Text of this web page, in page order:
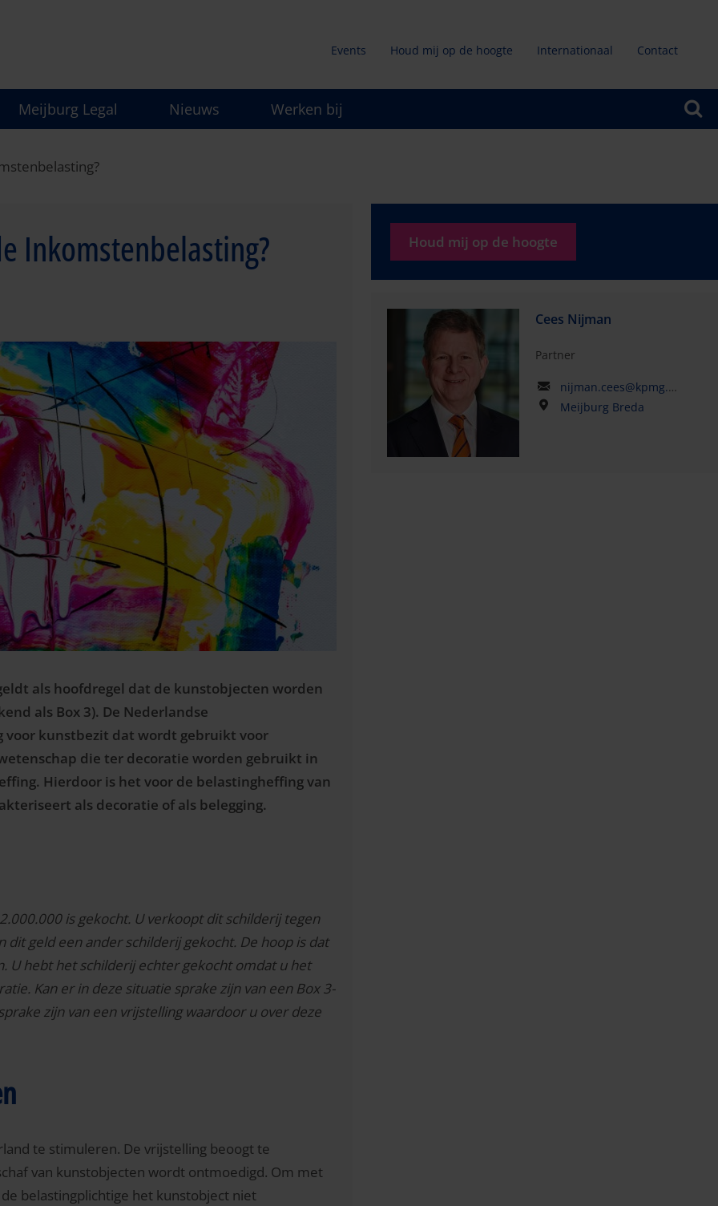
Secundair
menu
Events Houd mij op de hoogte Internationaal Contact
Meijburg Legal Nieuws Werken bij
Inkomstenbelasting?
als hoofdregel dat de kunstobjecten worden
als Box 3). De Nederlandse
kunstbezit dat wordt gebruikt voor
die ter decoratie worden gebruikt in
Hierdoor is het voor de belastingheffing van
als decoratie of als belegging.
is gekocht. U verkoopt dit schilderij tegen
geld een ander schilderij gekocht. De hoop is dat
U hebt het schilderij echter gekocht omdat u het
Kan er in deze situatie sprake zijn van een Box 3-
zijn van een vrijstelling waardoor u over deze
te stimuleren. De vrijstelling beoogt te
van kunstobjecten wordt ontmoedigd. Om met
belastingplichtige het kunstobject niet
Houd mij op de hoogte
Cees Nijman
Partner
nijman.cees@kpmg.com
Meijburg Breda